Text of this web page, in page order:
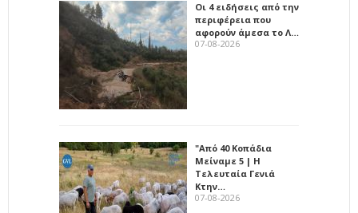
Οι 4 ειδήσεις από την
περιφέρεια που
αφορούν άμεσα το Λ…
07-08-2026
"Από 40 Κοπάδια
Μείναμε 5 | Η
Τελευταία Γενιά
Κτην…
07-08-2026